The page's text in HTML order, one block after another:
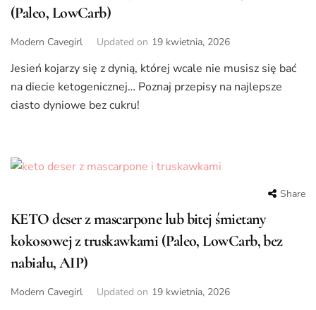
(Paleo, LowCarb)
Modern Cavegirl Updated on 19 kwietnia, 2026
Jesień kojarzy się z dynią, której wcale nie musisz się bać
na diecie ketogenicznej… Poznaj przepisy na najlepsze
ciasto dyniowe bez cukru!
Share
KETO deser z mascarpone lub bitej śmietany
kokosowej z truskawkami (Paleo, LowCarb, bez
nabiału, AIP)
Modern Cavegirl Updated on 19 kwietnia, 2026